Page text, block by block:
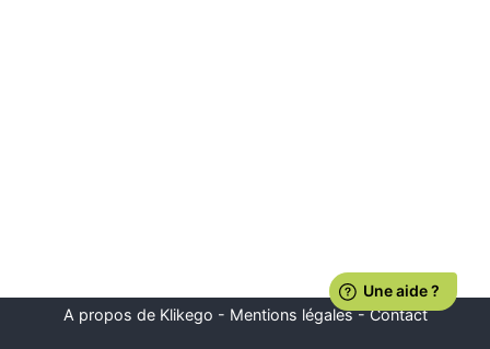
A propos de Klikego - Mentions légales-Contact